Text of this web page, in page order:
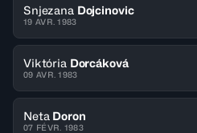
Snjezana Dojcinovic
19 AVR. 1983
Viktória Dorcáková
09 AVR. 1983
Neta Doron
07 FÉVR. 1983